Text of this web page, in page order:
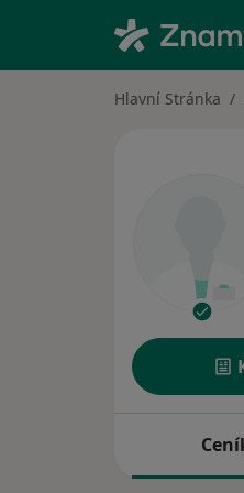
Hlavní Stránka